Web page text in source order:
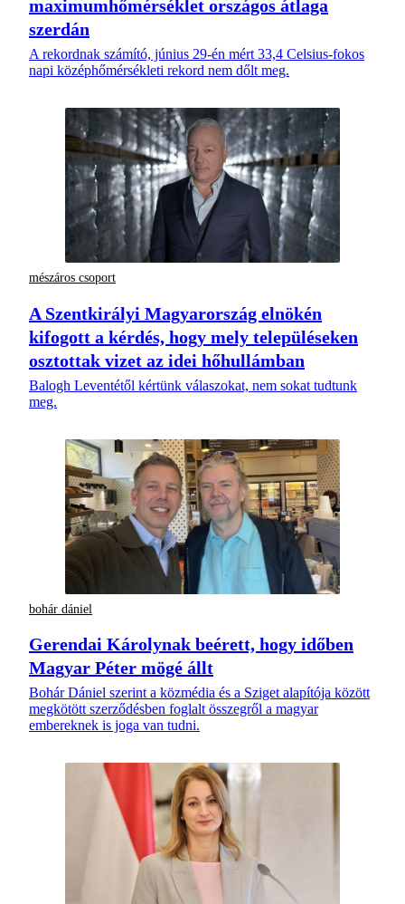
maximumhőmérséklet országos átlaga
szerdán
A rekordnak számító, június 29-én mért 33,4 Celsius-fokos
napi középhőmérsékleti rekord nem dőlt meg.
mészáros csoport
A Szentkirályi Magyarország elnökén
kifogott a kérdés, hogy mely településeken
osztottak vizet az idei hőhullámban
Balogh Leventétől kértünk válaszokat, nem sokat tudtunk
meg.
bohár dániel
Gerendai Károlynak beérett, hogy időben
Magyar Péter mögé állt
Bohár Dániel szerint a közmédia és a Sziget alapítója között
megkötött szerződésben foglalt összegről a magyar
embereknek is joga van tudni.